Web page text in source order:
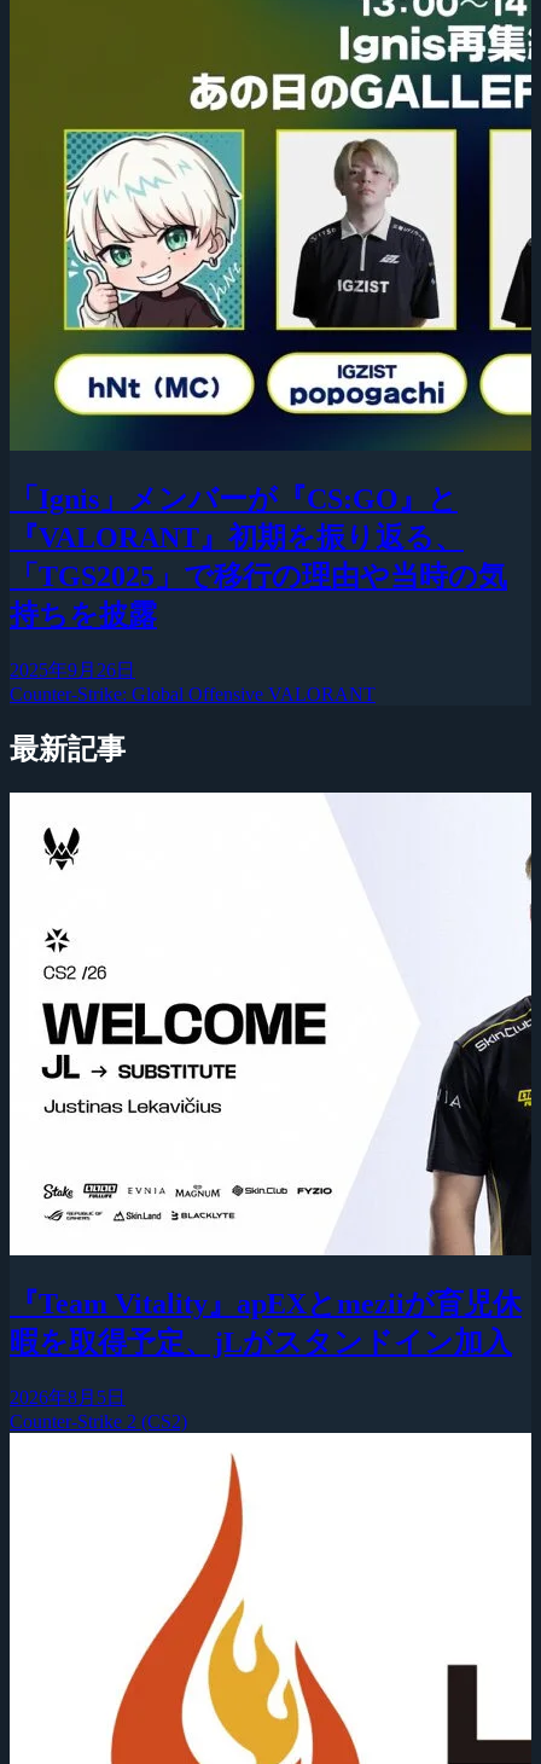
「Ignis」メンバーが『CS:GO』と
『VALORANT』初期を振り返る、
「TGS2025」で移行の理由や当時の気
持ちを披露
2025年9月26日
Counter-Strike: Global Offensive VALORANT
最新記事
『Team Vitality』apEXとmeziiが育児休
暇を取得予定、jLがスタンドイン加入
2026年8月5日
Counter-Strike 2 (CS2)